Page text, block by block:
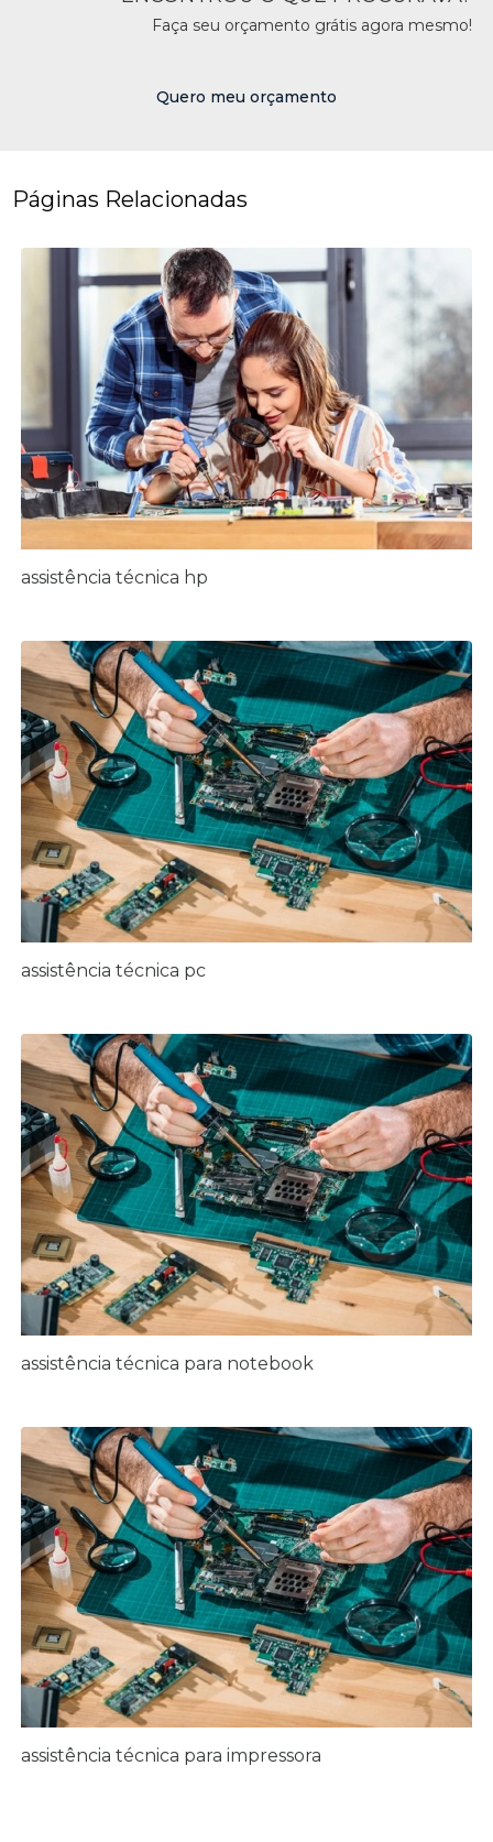
Faça seu orçamento grátis agora mesmo!
Quero meu orçamento
Páginas Relacionadas
assistência técnica hp
assistência técnica pc
assistência técnica para notebook
assistência técnica para impressora